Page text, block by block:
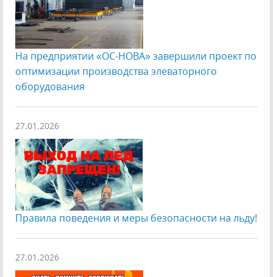
На предприятии «ОС-НОВА» завершили проект по
оптимизации производства элеваторного
оборудования
27.01.2026
Правила поведения и меры безопасности на льду!
27.01.2026